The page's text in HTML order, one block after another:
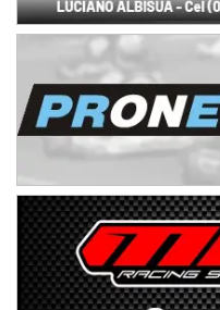
NORESTE SANTAFESINO - F6
Ciudad de Avellaneda (Asfalto)
Avellaneda (Santa Fe)
SUR SANTAFESINO - F4
José Samuel Sánchez (Tierra)
Rufino (Santa Fe)
El Timbó (Tucumán)